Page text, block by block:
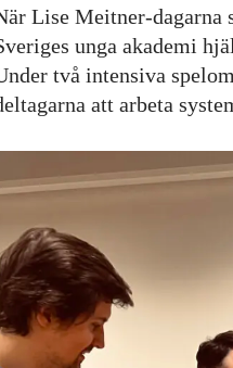
Lise Meitner-dagarna
unga akademi
två intensiva
att arbeta